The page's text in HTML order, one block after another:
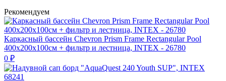
Рекомендуем
Каркасный бассейн Chevron Prism Frame Rectangular Pool
400х200х100см + фильтр и лестница, INTEX - 26780
0 ₽